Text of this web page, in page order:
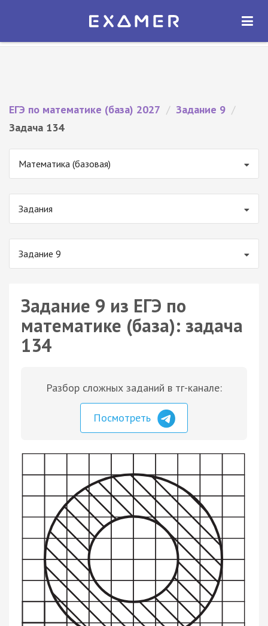
Экзамер — ЕГЭ 2027
ОТКРЫТЬ
ЕГЭ по математике (база) 2027 / Задание 9 /
Задача 134
Математика (базовая)
Задания
Задание 9
Задание 9 из ЕГЭ по
математике (база): задача
134
Разбор сложных заданий в тг-канале:
Посмотреть